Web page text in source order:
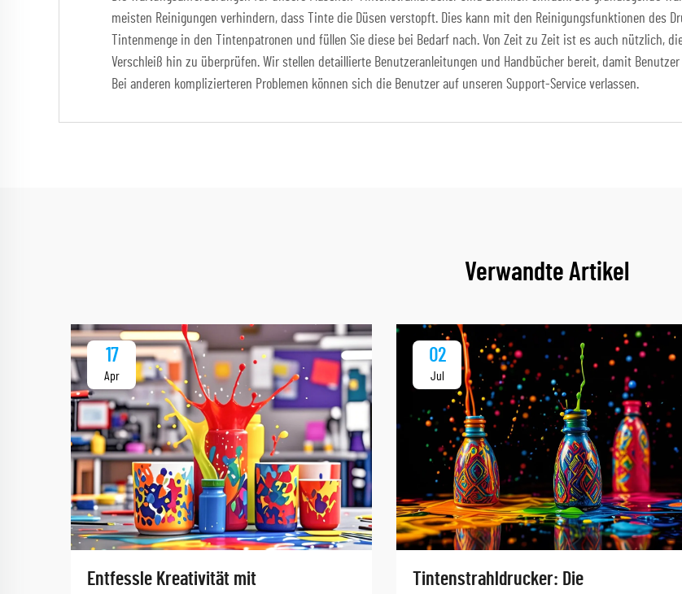
meisten Reinigungen verhindern, dass Tinte die Düsen verstopft. Dies kann mit den Reinigungsfunktionen des
Tintenmenge in den Tintenpatronen und füllen Sie diese bei Bedarf nach. Von Zeit zu Zeit ist es auch nützlich,
Verschleiß hin zu überprüfen. Wir stellen detaillierte Benutzeranleitungen und Handbücher bereit, damit
Bei anderen komplizierteren Problemen können sich die Benutzer auf unseren Support-Service verlassen.
Verwandte Artikel
17
Apr
Entfessle Kreativität mit
02
Jul
Tintenstrahldrucker: Die